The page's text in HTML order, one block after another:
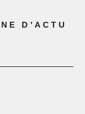
D'ACTU